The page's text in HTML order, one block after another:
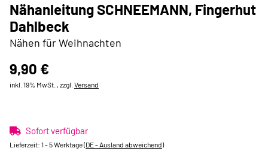
Nähanleitung SCHNEEMANN, Fingerhut
Dahlbeck
Nähen für Weihnachten
9,90 €
inkl. 19% MwSt. , zzgl. Versand
Sofort verfügbar
Lieferzeit: 1 - 5 Werktage(DE - Ausland abweichend)